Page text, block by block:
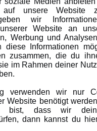
AMEWI
RC-Zubehör
- Nutzfahrzeuge
Seite von Amewi
unsere Website
wir
Website an
Werbung und
diese Informationen
zusammen, die du
im Rahmen deiner
verwenden wir nur
Website benötigt
bist, dass wir dein
dann kannst du